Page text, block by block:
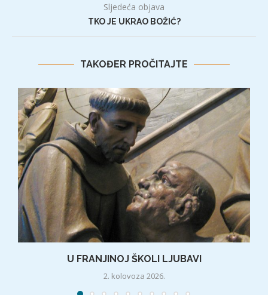
Sljedeća objava
TKO JE UKRAO BOŽIĆ?
TAKOĐER PROČITAJTE
U FRANJINOJ ŠKOLI LJUBAVI
2. kolovoza 2026.